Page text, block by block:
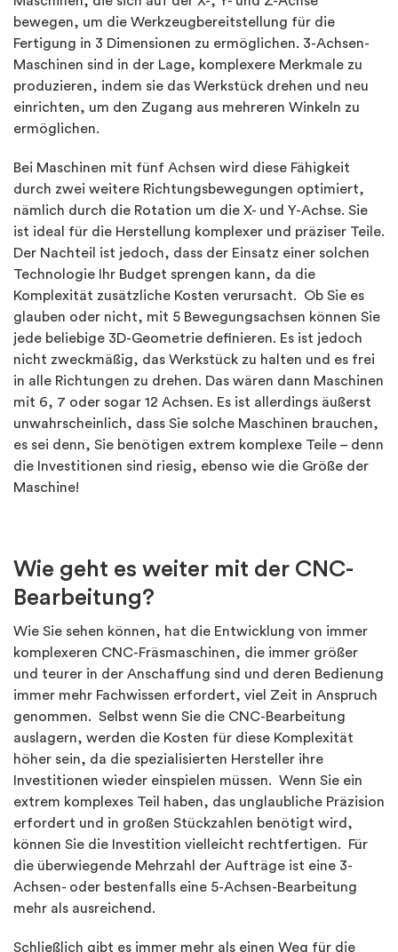
bewegen, um die Werkzeugbereitstellung für die
Fertigung in 3 Dimensionen zu ermöglichen. 3-Achsen-
Maschinen sind in der Lage, komplexere Merkmale zu
produzieren, indem sie das Werkstück drehen und neu
einrichten, um den Zugang aus mehreren Winkeln zu
ermöglichen.
Bei Maschinen mit fünf Achsen wird diese Fähigkeit
durch zwei weitere Richtungsbewegungen optimiert,
nämlich durch die Rotation um die X- und Y-Achse. Sie
ist ideal für die Herstellung komplexer und präziser Teile.
Der Nachteil ist jedoch, dass der Einsatz einer solchen
Technologie Ihr Budget sprengen kann, da die
Komplexität zusätzliche Kosten verursacht. Ob Sie es
glauben oder nicht, mit 5 Bewegungsachsen können Sie
jede beliebige 3D-Geometrie definieren. Es ist jedoch
nicht zweckmäßig, das Werkstück zu halten und es frei
in alle Richtungen zu drehen. Das wären dann Maschinen
mit 6, 7 oder sogar 12 Achsen. Es ist allerdings äußerst
unwahrscheinlich, dass Sie solche Maschinen brauchen,
es sei denn, Sie benötigen extrem komplexe Teile – denn
die Investitionen sind riesig, ebenso wie die Größe der
Maschine!
Wie geht es weiter mit der CNC-
Bearbeitung?
Wie Sie sehen können, hat die Entwicklung von immer
komplexeren CNC-Fräsmaschinen, die immer größer
und teurer in der Anschaffung sind und deren Bedienung
immer mehr Fachwissen erfordert, viel Zeit in Anspruch
genommen. Selbst wenn Sie die CNC-Bearbeitung
auslagern, werden die Kosten für diese Komplexität
höher sein, da die spezialisierten Hersteller ihre
Investitionen wieder einspielen müssen. Wenn Sie ein
extrem komplexes Teil haben, das unglaubliche Präzision
erfordert und in großen Stückzahlen benötigt wird,
können Sie die Investition vielleicht rechtfertigen. Für
die überwiegende Mehrzahl der Aufträge ist eine 3-
Achsen- oder bestenfalls eine 5-Achsen-Bearbeitung
mehr als ausreichend.
Schließlich gibt es immer mehr als einen Weg für die